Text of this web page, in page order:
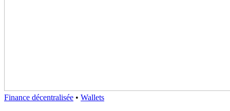
Finance décentralisée • Wallets